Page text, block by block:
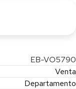
EB-VO5790
Venta
Departamento